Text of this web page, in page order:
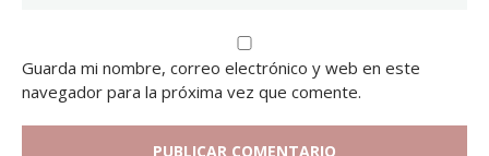
Guarda mi nombre, correo electrónico y web en este
navegador para la próxima vez que comente.